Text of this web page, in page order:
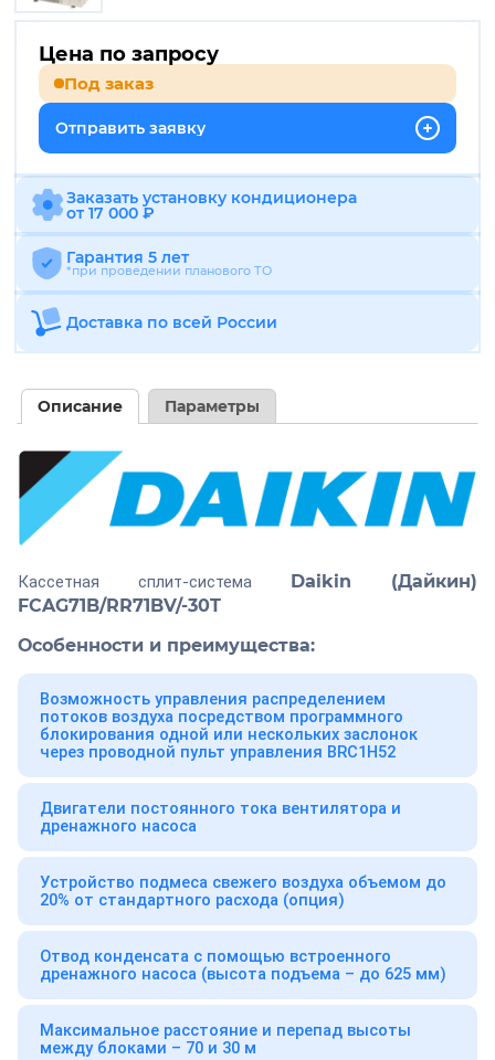
Цена по запросу
Под заказ
Отправить заявку
Заказать установку кондиционера
от 17 000 ₽
Гарантия 5 лет
*при проведении планового ТО
Доставка по всей России
Описание Параметры
Кассетная сплит-система
Daikin (Дайкин)
FCAG71B/RR71BV/-30T
Особенности и преимущества:
Возможность управления распределением
потоков воздуха посредством программного
блокирования одной или нескольких заслонок
через проводной пульт управления BRC1H52
Двигатели постоянного тока вентилятора и
дренажного насоса
Устройство подмеса свежего воздуха объемом до
20% от стандартного расхода (опция)
Отвод конденсата с помощью встроенного
дренажного насоса (высота подъема – до 625 мм)
Максимальное расстояние и перепад высоты
между блоками – 70 и 30 м